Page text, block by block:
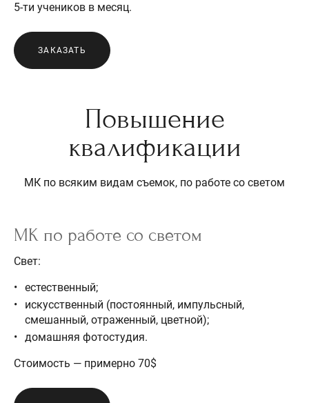
5-ти учеников в месяц.
ЗАКАЗАТЬ
Повышение
квалификации
МК по всяким видам съемок, по работе со светом
МК по работе со светом
Свет:
естественный;
искусственный (постоянный, импульсный,
смешанный, отраженный, цветной);
домашняя фотостудия.
Стоимость — примерно 70$